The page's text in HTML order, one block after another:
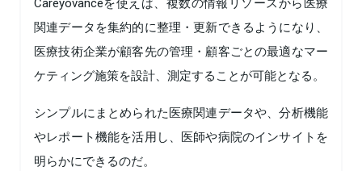
関連データを集約的に整理・更新できるようになり、
医療技術企業が顧客先の管理・顧客ごとの最適なマー
ケティング施策を設計、測定することが可能となる。
シンプルにまとめられた医療関連データや、分析機能
やレポート機能を活用し、医師や病院のインサイトを
明らかにできるのだ。